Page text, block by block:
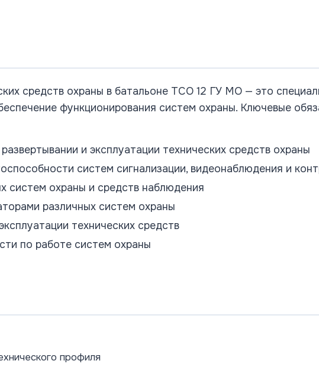
средств охраны в батальоне ТСО 12 ГУ МО — это
функционирования систем охраны. Ключевые
и эксплуатации технических средств охраны
систем сигнализации, видеонаблюдения и
систем охраны и средств наблюдения
различных систем охраны
технических средств
по работе систем охраны
профиля